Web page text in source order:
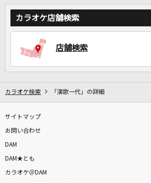
カラオケをもっと楽しもう！
カラオケ店舗検索
店舗検索
カラオケ検索 「演歌一代」の詳細
サイトマップ
お問い合わせ
DAM
DAM★とも
カラオケ＠DAM